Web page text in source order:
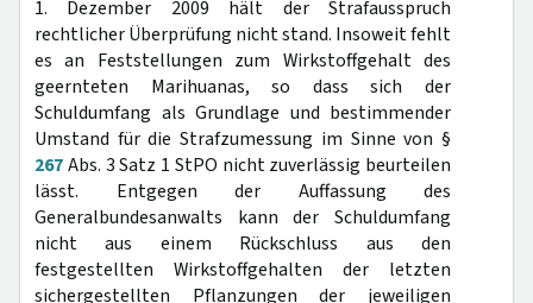
1. Dezember 2009 hält der Strafausspruch
rechtlicher Überprüfung nicht stand. Insoweit fehlt
es an Feststellungen zum Wirkstoffgehalt des
geernteten Marihuanas, so dass sich der
Schuldumfang als Grundlage und bestimmender
Umstand für die Strafzumessung im Sinne von §
267Abs. 3 Satz 1 StPO nicht zuverlässig beurteilen
lässt. Entgegen der Auffassung des
Generalbundesanwalts kann der Schuldumfang
nicht aus einem Rückschluss aus den
festgestellten Wirkstoffgehalten der letzten
sichergestellten Pflanzungen der jeweiligen